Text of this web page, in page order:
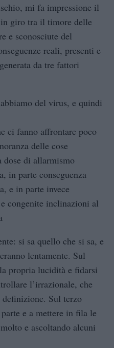
mi fa impressione il
giro tra il timore delle
e sconosciute del
reali, presenti e
da tre fattori
del virus, e quindi
ci fanno affrontare poco
delle cose
dose di allarmismo
in parte conseguenza
e in parte invece
congenite inclinazioni al
si sa quello che si sa, e
lentamente. Sul
propria lucidità e fidarsi
l’irrazionale, che
Sul terzo
e a mettere in fila le
e ascoltando alcuni